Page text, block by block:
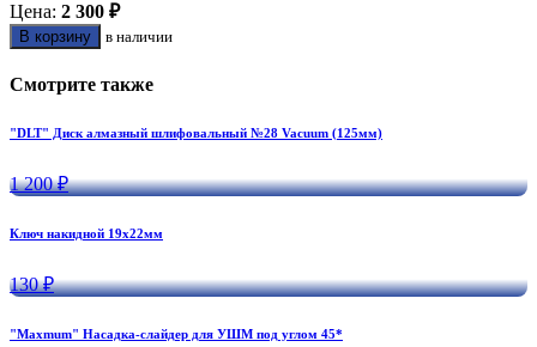
Цена: 2 300 ₽
В корзину в наличии
Смотрите также
"DLT" Диск алмазный шлифовальный №28 Vacuum (125мм)
1 200 ₽
Ключ накидной 19х22мм
130 ₽
"Maxmum" Насадка-слайдер для УШМ под углом 45*